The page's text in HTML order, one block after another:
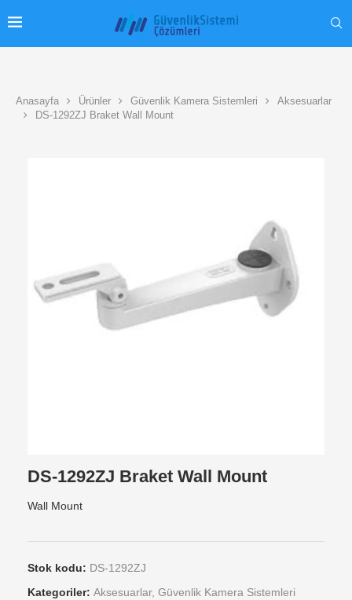
Anasayfa Ürünler Güvenlik Kamera Sistemleri
Aksesuarlar
DS-1292ZJ Braket Wall Mount
DS-1292ZJ Braket Wall Mount
Wall Mount
Stok kodu: DS-1292ZJ
Kategoriler: Aksesuarlar, Güvenlik Kamera Sistemleri